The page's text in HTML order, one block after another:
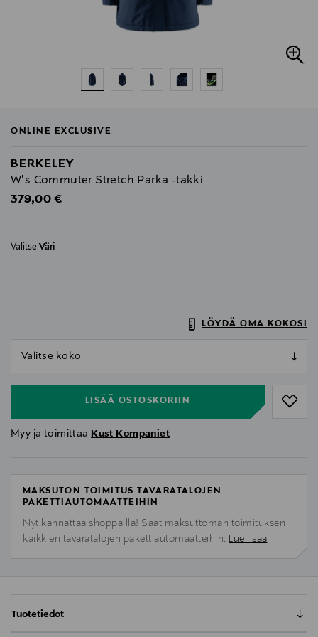
ONLINE EXCLUSIVE
BERKELEY
W's Commuter Stretch Parka -takki
Original Price
379,00 €
Valitse Väri
LÖYDÄ OMA KOKOSI
LISÄÄ OSTOSKORIIN
Myy ja toimittaa Kust Kompaniet
MAKSUTON TOIMITUS TAVARATALOJEN
PAKETTIAUTOMAATTEIHIN
Nyt kannattaa shoppailla! Saat maksuttoman toimituksen
kaikkien tavaratalojen pakettiautomaatteihin. Lue lisää
Tuotetiedot